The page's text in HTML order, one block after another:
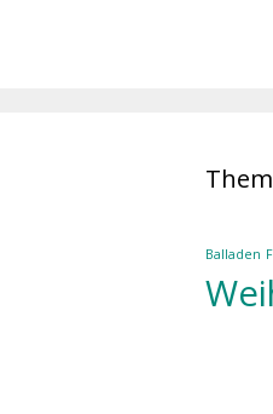
Balladen